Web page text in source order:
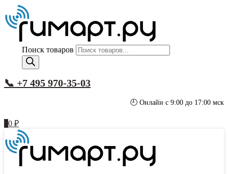
Поиск товаров
📞 +7 495 970-35-03
🕘 Онлайн с 9:00 до 17:00 мск
0 ₽